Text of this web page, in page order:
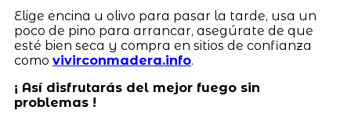
Elige encina u olivo para pasar la tarde, usa un
poco de pino para arrancar, asegúrate de que
esté bien seca y compra en sitios de confianza
como vivirconmadera.info.
¡ Así disfrutarás del mejor fuego sin
problemas !